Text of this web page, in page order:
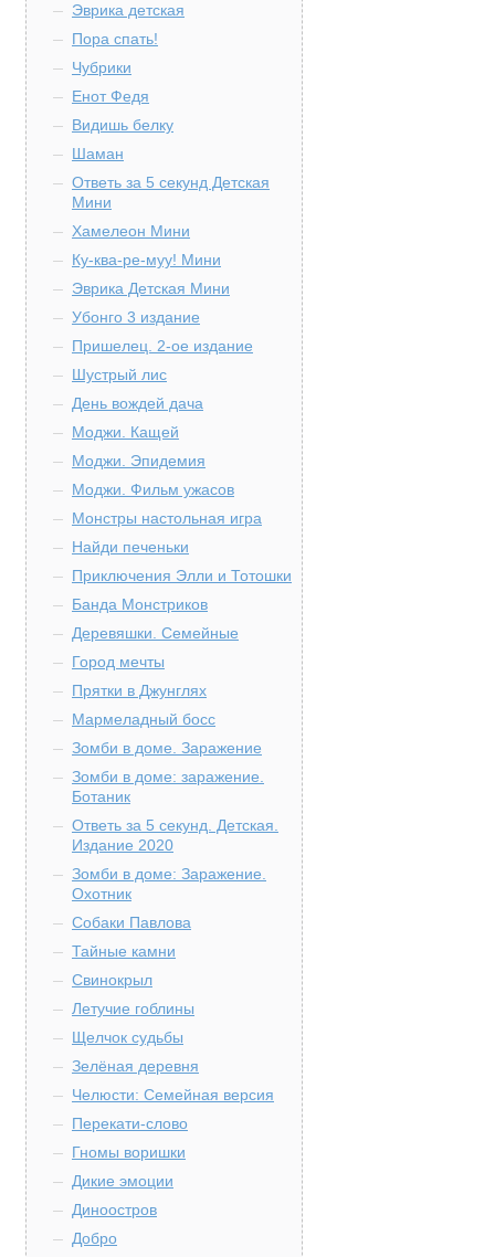
Эврика детская
Пора спать!
Чубрики
Енот Федя
Видишь белку
Шаман
Ответь за 5 секунд Детская
Мини
Хамелеон Мини
Ку-ква-ре-муу! Мини
Эврика Детская Мини
Убонго 3 издание
Пришелец. 2-ое издание
Шустрый лис
День вождей дача
Моджи. Кащей
Моджи. Эпидемия
Моджи. Фильм ужасов
Монстры настольная игра
Найди печеньки
Приключения Элли и Тотошки
Банда Монстриков
Деревяшки. Семейные
Город мечты
Прятки в Джунглях
Мармеладный босс
Зомби в доме. Заражение
Зомби в доме: заражение.
Ботаник
Ответь за 5 секунд. Детская.
Издание 2020
Зомби в доме: Заражение.
Охотник
Собаки Павлова
Тайные камни
Свинокрыл
Летучие гоблины
Щелчок судьбы
Зелёная деревня
Челюсти: Семейная версия
Перекати-слово
Гномы воришки
Дикие эмоции
Диноостров
Добро